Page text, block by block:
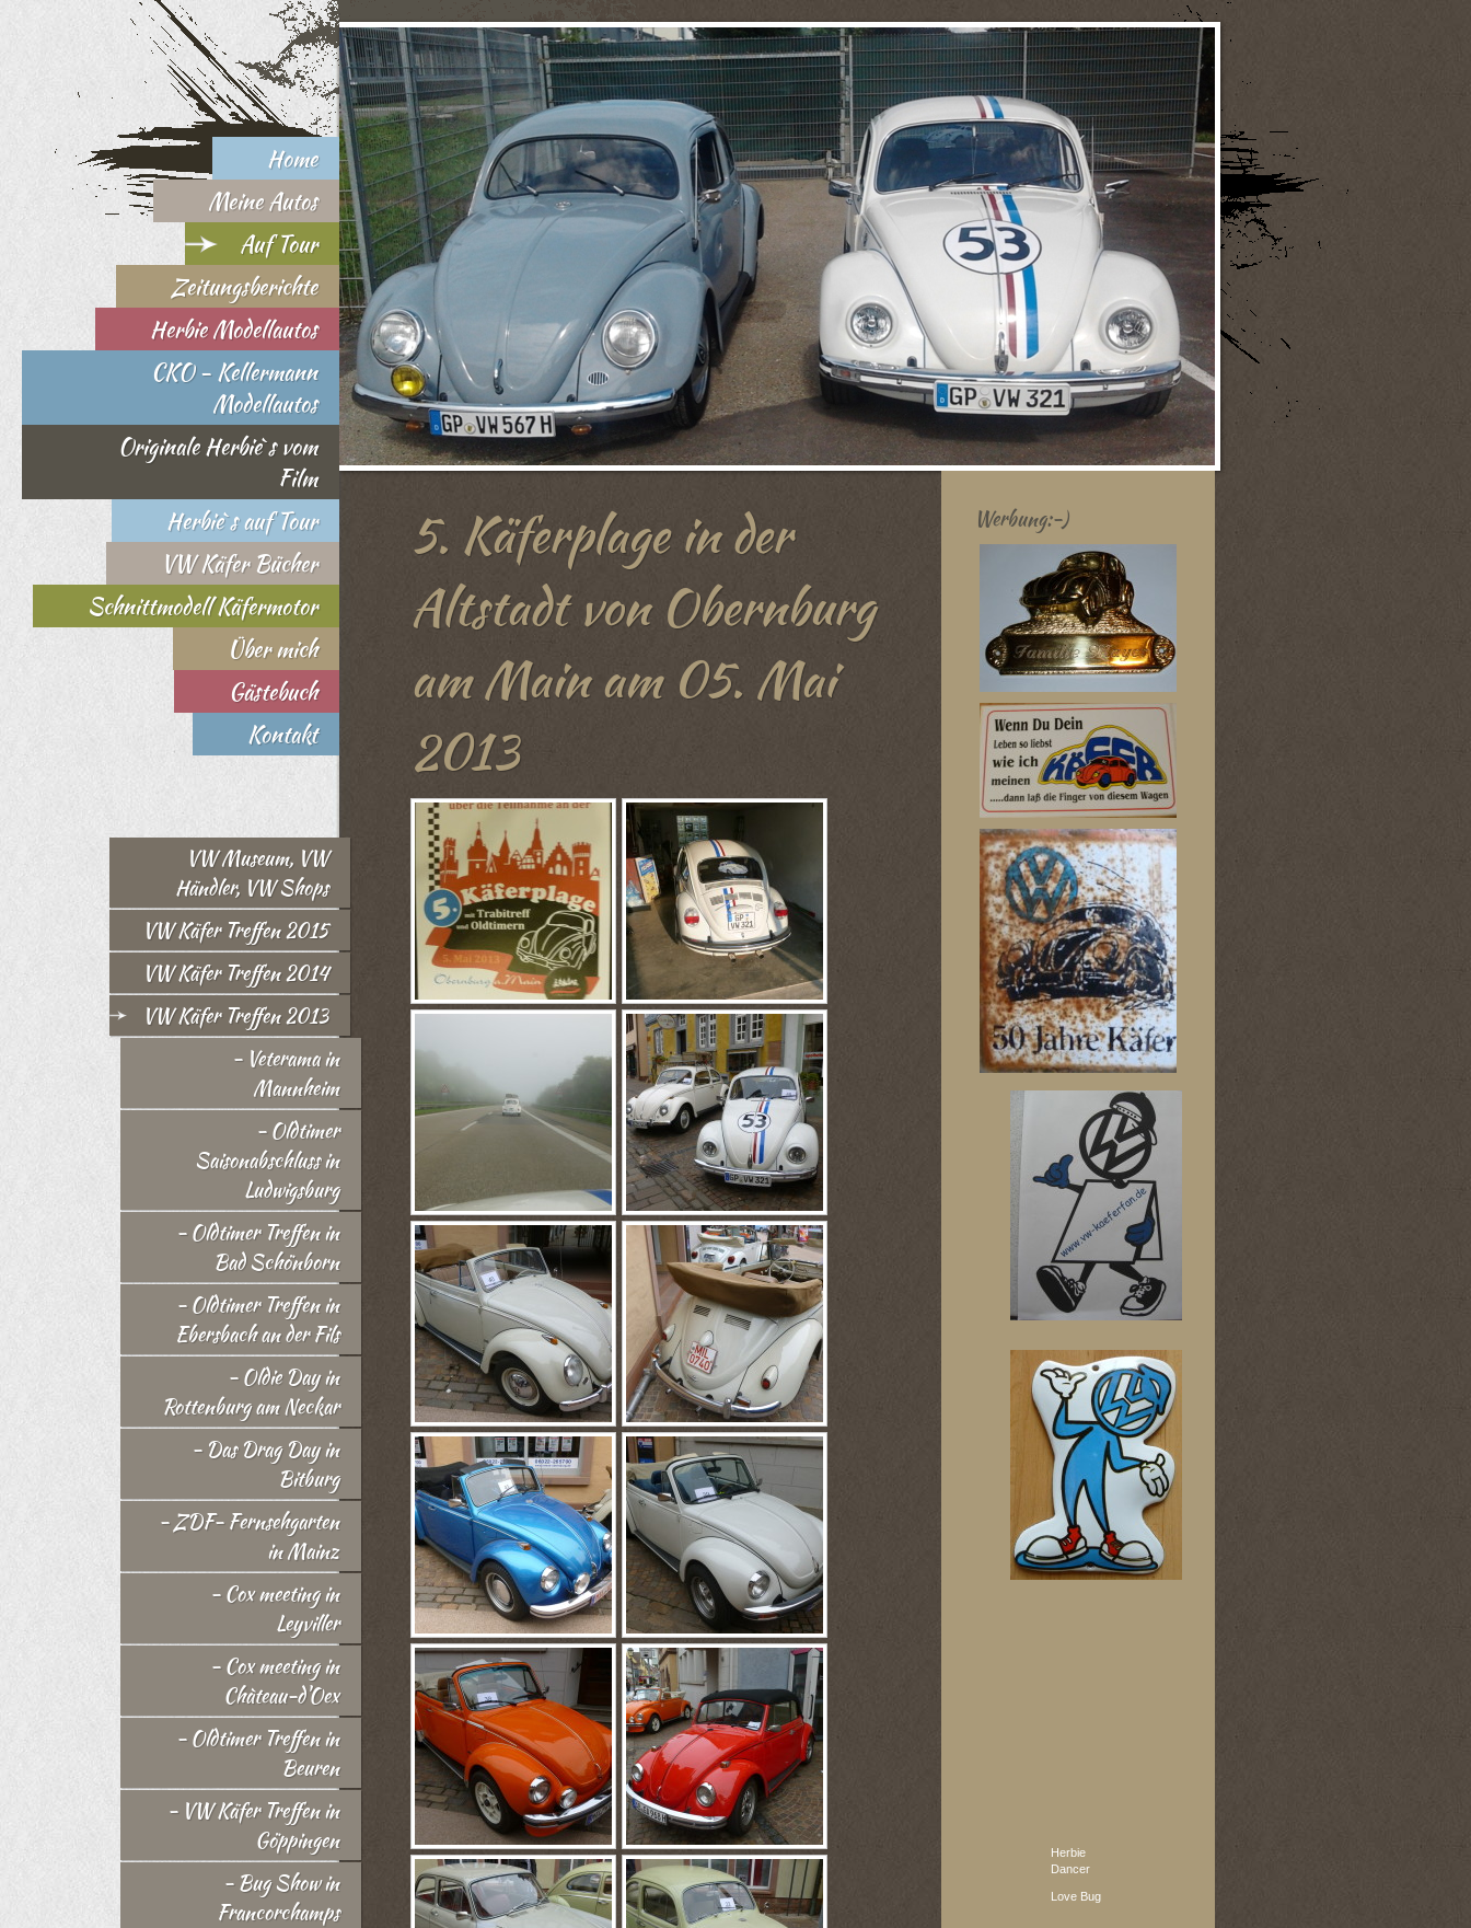
Home
Meine Autos
Auf Tour
Zeitungsberichte
Herbie Modellautos
CKO - Kellermann
Modellautos
Originale Herbie`s vom
Film
Herbie`s auf Tour
VW Käfer Bücher
Schnittmodell Käfermotor
Über mich
Gästebuch
Kontakt
VW Museum, VW
Händler, VW Shops
VW Käfer Treffen 2015
VW Käfer Treffen 2014
VW Käfer Treffen 2013
- Veterama in
Mannheim
- Oldtimer
Saisonabschluss in
Ludwigsburg
- Oldtimer Treffen in
Bad Schönborn
- Oldtimer Treffen in
Ebersbach an der Fils
- Oldie Day in
Rottenburg am Neckar
- Das Drag Day in
Bitburg
- ZDF- Fernsehgarten
in Mainz
- Cox meeting in
Leyviller
- Cox meeting in
Chàteau-d'Oex
- Oldtimer Treffen in
Beuren
- VW Käfer Treffen in
Göppingen
- Bug Show in
Francorchamps
5. Käferplage in der
Altstadt von Obernburg
am Main am 05. Mai
2013
Werbung:-)
Herbie
Dancer
Love Bug